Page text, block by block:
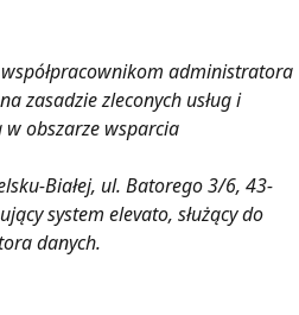
administratora
zasadzie zleconych usług i
obszarze wsparcia
Białej, ul. Batorego 3/6, 43-
system elevato, służący do
danych.